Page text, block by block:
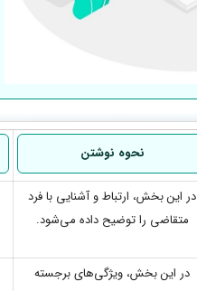
نحوه نوشتن
در این بخش، ارتباط و آشنایی با فرد
متقاضی را توضیح داده می‌شود.
در این بخش، ویژگی‌های برجسته